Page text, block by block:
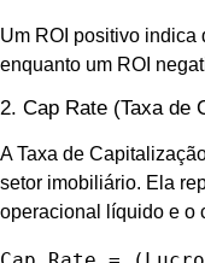
Um ROI positivo indica
enquanto um ROI
2. Cap Rate (Taxa de
A Taxa de
setor imobiliário. Ela
operacional líquido e o